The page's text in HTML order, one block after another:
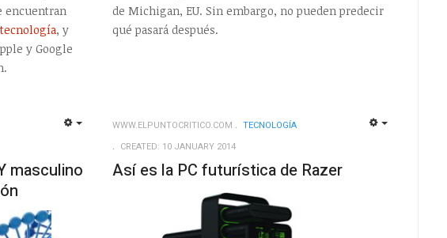
encuentran
tecnología, y
y Google
de Michigan, EU. Sin embargo, no pueden predecir
qué pasará después.
masculino
WWW.ELPUNTOCRITICO.COM
TECNOLOGÍ­A
CREATED: 10 JANUARY 2014
Así es la PC futurística de Razer